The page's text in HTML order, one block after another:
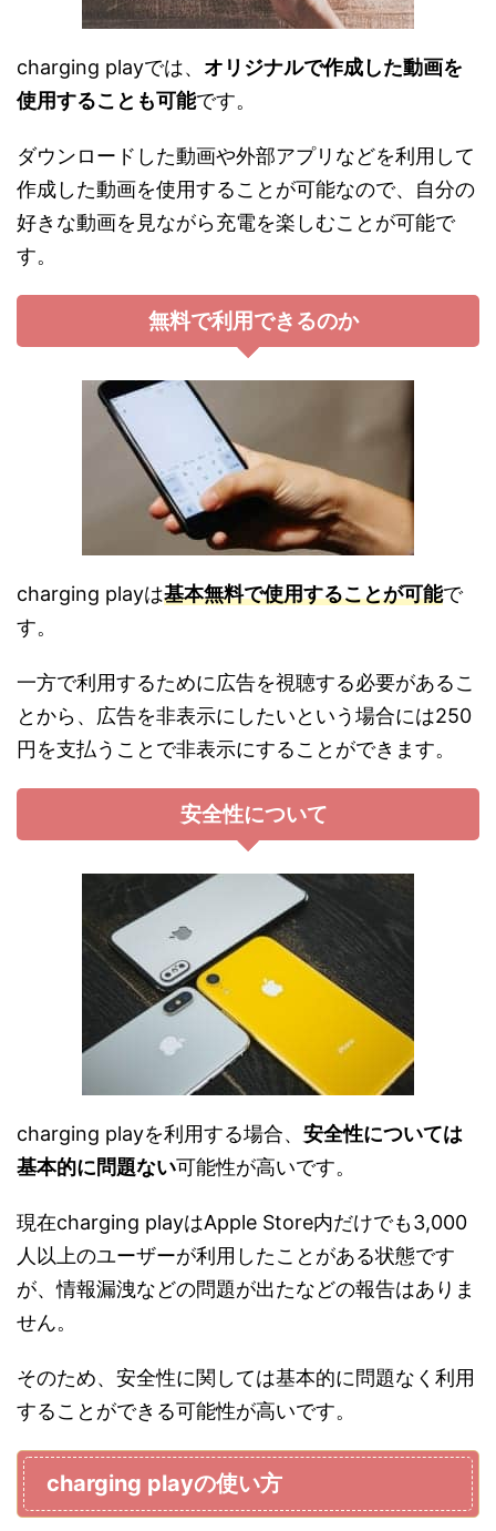
charging playでは、 オリジナルで作成した動画を
使用することも可能です。
ダウンロードした動画や外部アプリなどを利用して
作成した動画を使用することが可能なので、自分の
好きな動画を見ながら充電を楽しむことが可能で
す。
無料で利用できるのか
charging playは基本無料で使用することが可能で
す。
一方で利用するために広告を視聴する必要があるこ
とから、広告を非表示にしたいという場合には250
円を支払うことで非表示にすることができます。
安全性について
charging playを利用する場合、 安全性については
基本的に問題ない可能性が高いです。
現在charging playはApple Store内だけでも3,000
人以上のユーザーが利用したことがある状態です
が、情報漏洩などの問題が出たなどの報告はありま
せん。
そのため、安全性に関しては基本的に問題なく利用
することができる可能性が高いです。
charging playの使い方